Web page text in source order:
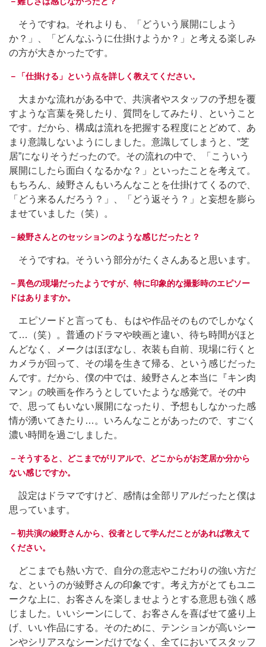
そうですね。それよりも、「どういう展開にしよう
か？」、「どんなふうに仕掛けようか？」と考える楽しみ
の方が大きかったです。
－「仕掛ける」という点を詳しく教えてください。
大まかな流れがある中で、共演者やスタッフの予想を覆
すような言葉を発したり、質問をしてみたり、ということ
です。だから、構成は流れを把握する程度にとどめて、あ
まり意識しないようにしました。意識してしまうと、“芝
居”になりそうだったので。その流れの中で、「こういう
展開にしたら面白くなるかな？」といったことを考えて。
もちろん、綾野さんもいろんなことを仕掛けてくるので、
「どう来るんだろう？」、「どう返そう？」と妄想を膨ら
ませていました（笑）。
－綾野さんとのセッションのような感じだったと？
そうですね。そういう部分がたくさんあると思います。
－異色の現場だったようですが、特に印象的な撮影時のエピソー
ドはありますか。
エピソードと言っても、もはや作品そのものでしかなく
て…（笑）。普通のドラマや映画と違い、待ち時間がほと
んどなく、メークはほぼなし、衣装も自前、現場に行くと
カメラが回って、その場を生きて帰る、という感じだった
んです。だから、僕の中では、綾野さんと本当に『キン肉
マン』の映画を作ろうとしていたような感覚で。その中
で、思ってもいない展開になったり、予想もしなかった感
情が湧いてきたり…。いろんなことがあったので、すごく
濃い時間を過ごしました。
－そうすると、どこまでがリアルで、どこからがお芝居か分から
ない感じですか。
設定はドラマですけど、感情は全部リアルだったと僕は
思っています。
－初共演の綾野さんから、役者として学んだことがあれば教えて
ください。
どこまでも熱い方で、自分の意志やこだわりの強い方だ
な、というのが綾野さんの印象です。考え方がとてもユニ
ークな上に、お客さんを楽しませようとする意思も強く感
じました。いいシーンにして、お客さんを喜ばせて盛り上
げ、いい作品にする。そのために、テンションが高いシー
ンやシリアスなシーンだけでなく、全てにおいてスタッフ